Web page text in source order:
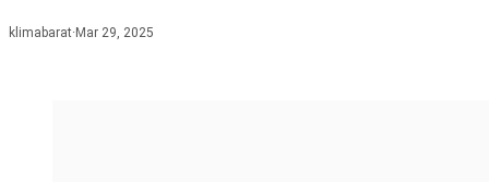
klimabarat· Mar 29, 2025